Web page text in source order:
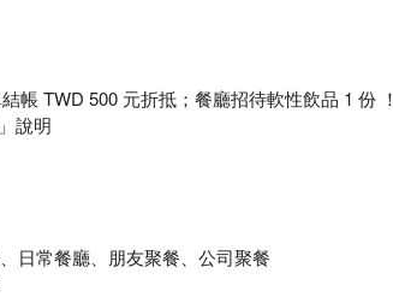
帳 TWD 500 元折抵；餐廳招待軟性飲品 1 份 ！
說明
日常餐廳、朋友聚餐、公司聚餐